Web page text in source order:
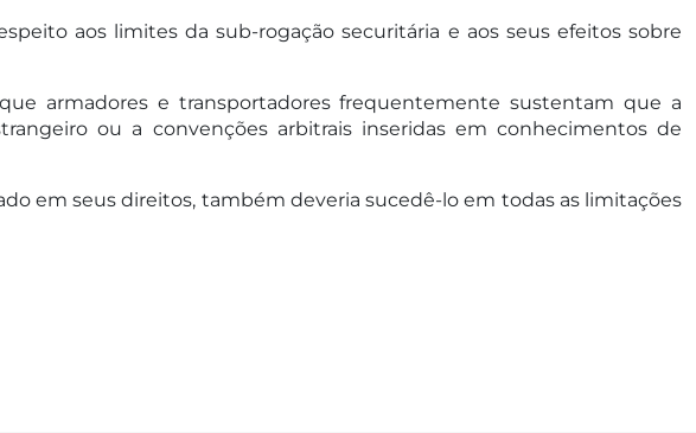
aos limites da sub-rogação securitária e aos seus efeitos sobre
armadores e transportadores frequentemente sustentam que a
ou a convenções arbitrais inseridas em conhecimentos de
em seus direitos, também deveria sucedê-lo em todas as limitações